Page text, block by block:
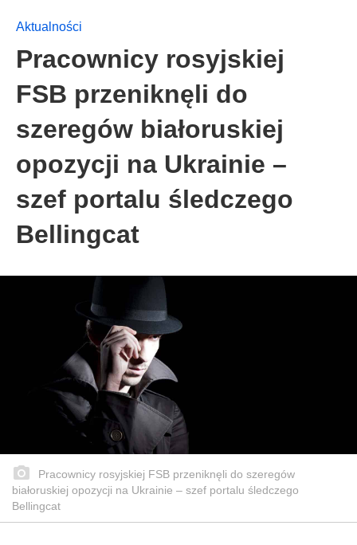
Aktualności
Pracownicy rosyjskiej
FSB przeniknęli do
szeregów białoruskiej
opozycji na Ukrainie –
szef portalu śledczego
Bellingcat
Pracownicy rosyjskiej FSB przeniknęli do szeregów
białoruskiej opozycji na Ukrainie – szef portalu śledczego
Bellingcat